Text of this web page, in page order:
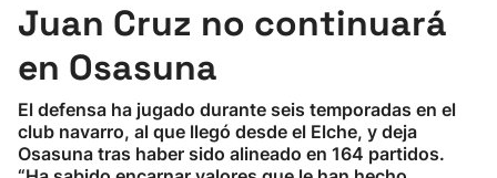
Pelota
Remo
Juan Cruz no continuará
en Osasuna
El defensa ha jugado durante seis temporadas en el
club navarro, al que llegó desde el Elche, y deja
Osasuna tras haber sido alineado en 164 partidos.